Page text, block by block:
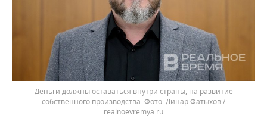
Деньги должны оставаться внутри страны, на развитие
собственного производства.
Динар Фатыхов /
realnoevremya.ru